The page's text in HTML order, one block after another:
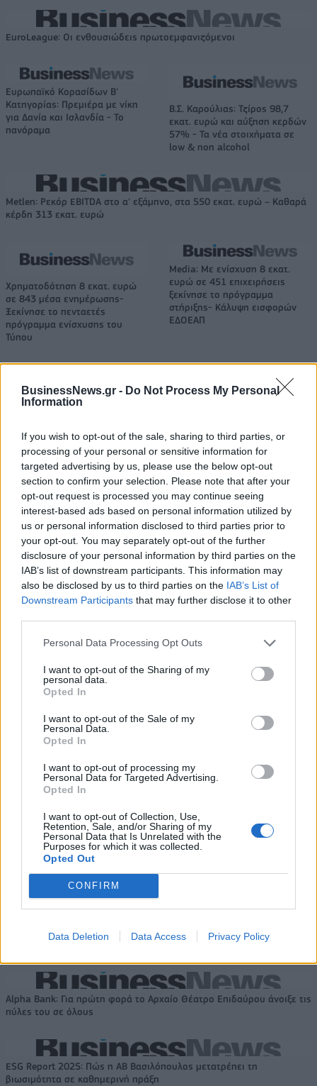
BusinessNews.gr - Do Not Process My Personal
Information
If you wish to opt-out of the sale, sharing to third parties, or
processing of your personal or sensitive information for
targeted advertising by us, please use the below opt-out
section to confirm your selection. Please note that after your
opt-out request is processed you may continue seeing
interest-based ads based on personal information utilized by
us or personal information disclosed to third parties prior to
your opt-out. You may separately opt-out of the further
disclosure of your personal information by third parties on the
IAB’s list of downstream participants. This information may
also be disclosed by us to third parties on the IAB’s List of
Downstream Participants that may further disclose it to other
Personal Data Processing Opt Outs
I want to opt-out of the Sharing of my
personal data.
Opted In
I want to opt-out of the Sale of my
Personal Data.
Opted In
I want to opt-out of processing my
Personal Data for Targeted Advertising.
Opted In
I want to opt-out of Collection, Use,
Retention, Sale, and/or Sharing of my
Personal Data that Is Unrelated with the
Purposes for which it was collected.
Opted Out
CONFIRM
Data Deletion Data Access Privacy Policy
EuroLeague: Οι ενθουσιώδεις πρωτοεμφανιζόμενοι
Ευρωπαϊκό Κορασίδων Β'
Κατηγορίας: Πρεμιέρα με νίκη
για Δανία και Ισλανδία - Το
πανόραμα
Β.Σ. Καρούλιας: Τζίρος 98,7
εκατ. ευρώ και αύξηση κερδών
57% - Τα νέα στοιχήματα σε
low & non alcohol
Metlen: Ρεκόρ EBITDA στο α' εξάμηνο, στα 550 εκατ. ευρώ – Καθαρά
κέρδη 313 εκατ. ευρώ
Χρηματοδότηση 8 εκατ. ευρώ
σε 843 μέσα ενημέρωσης-
Ξεκίνησε το πενταετές
πρόγραμμα ενίσχυσης του
Τύπου
Media: Με ενίσχυση 8 εκατ.
ευρώ σε 451 επιχειρήσεις
ξεκίνησε το πρόγραμμα
στήριξης- Κάλυψη εισφορών
ΕΔΟΕΑΠ
IAB Hellas: Νέα Διοικούσα Επιτροπή και νέο Διοικητικό Συμβούλιο -
Πρόεδρος ο Γαληνός Γιαγλής
Νέο Audi A2 e-tron με στόχο
την κορυφή της
αποδοτικότητας
δολάρια στην KG Mobility
Το FIAT 500 Hybrid τώρα από 18.990 ευρώ
Ουκρανία: Με Μίχαϊλιουκ και
Λεν κόντρα στην Ελλάδα
κατακτήσω το ΝΒΑ Europe με τη
Βιλερμπάν» - Η διευκρινιστική
HELLENiQ ENERGY: Κέρδη 393 εκατ. ευρώ στο α' εξάμηνο – Στα 734
εκατ. ευρώ τα EBITDA
Viohalco: Αυξημένος κατά 14%
ο τζίρος στο α' εξάμηνο, στα 4,3
δισ. ευρώ – Στα 446 εκατ. ευρώ
ΥΠΕΘΟΟ: Νέες επενδύσεις 1
δισ. ευρώ ως το 2028 για την
Η συμφωνία Arval-Athlon αναδιαμορφώνει την αγορά leasing
αναδιάρθρωσης
ΟΤΕ στη διεθνή σειρά δεικτών
FTSE4Good
Alpha Bank: Για πρώτη φορά το Αρχαίο Θέατρο Επιδαύρου άνοιξε τις
πύλες του σε όλους
ESG Report 2025: Πώς η ΑΒ Βασιλόπουλος μετατρέπει τη
βιωσιμότητα σε καθημερινή πράξη